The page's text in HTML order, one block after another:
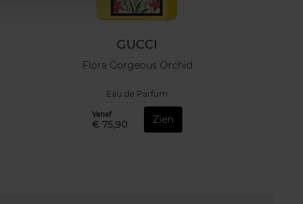
GUCCI
Flora Gorgeous Orchid
Eau de Parfum
Vanaf
€ 75,90 Zien